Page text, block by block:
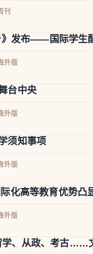
刊
》发布——国际学生
外版
台中央
外版
须知事项
外版
化高等教育优势凸
外版
学、从政、考古……